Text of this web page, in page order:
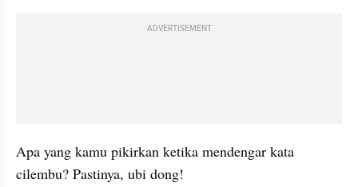
ADVERTISEMENT
Apa yang kamu pikirkan ketika mendengar kata
cilembu? Pastinya, ubi dong!